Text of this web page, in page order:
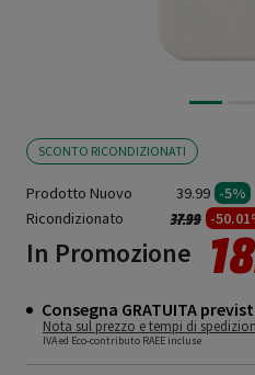
SCONTO RICONDIZIONATI
Prodotto Nuovo 39.99 -5%
Ricondizionato
Prezzo
37.99a -
In Promozione
Consegna GRATUITA
Nota sul prezzo e tempi di
IVA ed Eco-contributo RAEE incluse